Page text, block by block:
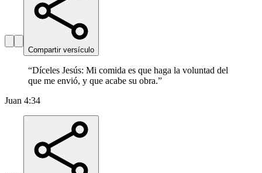
Compartir versículo
“Díceles Jesús: Mi comida es que haga la voluntad del
que me envió, y que acabe su obra.”
Juan 4:34